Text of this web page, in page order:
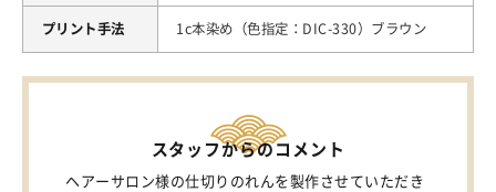
プリント手法 1c本染め（色指定：DIC-330）ブラウン
スタッフからのコメント
ヘアーサロン様の仕切りのれんを製作させていただき